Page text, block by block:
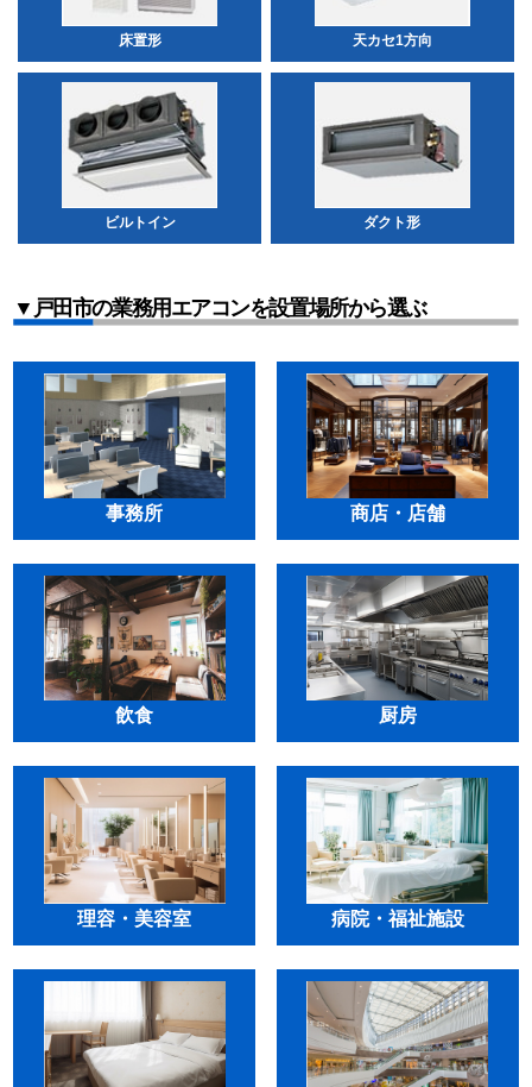
床置形 天カセ1方向
ビルトイン ダクト形
▼戸田市の業務用エアコンを設置場所から選ぶ
事務所 商店・店舗
飲食 厨房
理容・美容室 病院・福祉施設